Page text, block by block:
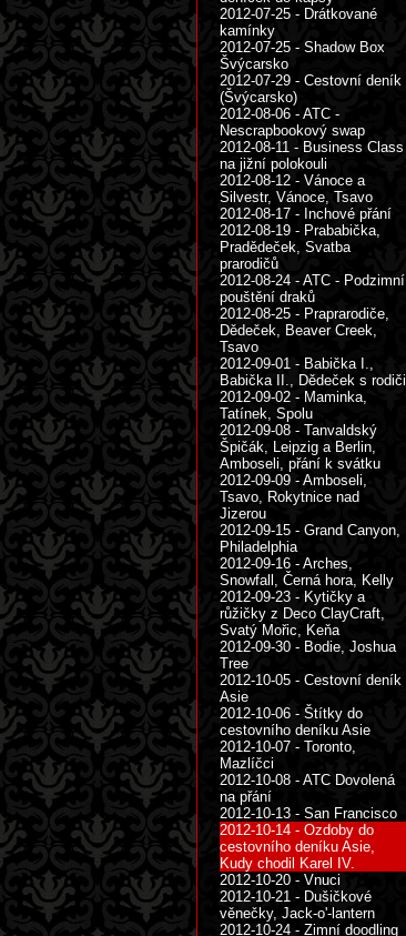
2012-07-25 - Drátkované
kamínky
2012-07-25 - Shadow Box
Švýcarsko
2012-07-29 - Cestovní deník
(Švýcarsko)
2012-08-06 - ATC -
Nescrapbookový swap
2012-08-11 - Business Class
na jižní polokouli
2012-08-12 - Vánoce a
Silvestr, Vánoce, Tsavo
2012-08-17 - Inchové přání
2012-08-19 - Prababička,
Pradědeček, Svatba
prarodičů
2012-08-24 - ATC - Podzimní
pouštění draků
2012-08-25 - Praprarodiče,
Dědeček, Beaver Creek,
Tsavo
2012-09-01 - Babička I.,
Babička II., Dědeček s rodiči
2012-09-02 - Maminka,
Tatínek, Spolu
2012-09-08 - Tanvaldský
Špičák, Leipzig a Berlin,
Amboseli, přání k svátku
2012-09-09 - Amboseli,
Tsavo, Rokytnice nad
Jizerou
2012-09-15 - Grand Canyon,
Philadelphia
2012-09-16 - Arches,
Snowfall, Černá hora, Kelly
2012-09-23 - Kytičky a
růžičky z Deco ClayCraft,
Svatý Mořic, Keňa
2012-09-30 - Bodie, Joshua
Tree
2012-10-05 - Cestovní deník
Asie
2012-10-06 - Štítky do
cestovního deníku Asie
2012-10-07 - Toronto,
Mazlíčci
2012-10-08 - ATC Dovolená
na přání
2012-10-13 - San Francisco
2012-10-14 - Ozdoby do
cestovního deníku Asie,
Kudy chodil Karel IV.
2012-10-20 - Vnuci
2012-10-21 - Dušičkové
věnečky, Jack-o'-lantern
2012-10-24 - Zimní doodling